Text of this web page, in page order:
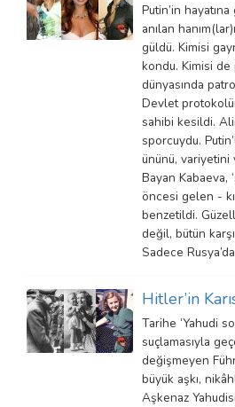
Putin’in
anılan
güldü. Kimisi
kondu. Kimisi
dünyasında
Devlet
sahibi kesildi.
sporcuydu.
ününü, variyetini
Bayan Kabaeva,
öncesi gelen -
benzetildi.
değil, bütün
Sadece
Hitler’in
Tarihe ‘Yahudi
suçlamasıyla
değişmeyen
büyük aşkı,
Aşkenaz Yahudisi